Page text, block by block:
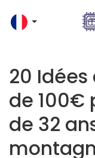
20
de 100€
de 32